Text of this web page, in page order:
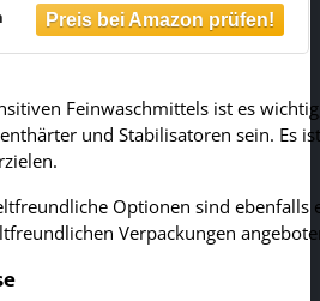
Ladungen, 1L
Feinwaschmittels ist es
und Stabilisatoren sein.
Optionen sind ebenfalls
Verpackungen